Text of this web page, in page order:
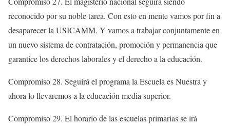
reconocido por su noble tarea. Con esto en mente vamos por fin a
desaparecer la USICAMM. Y vamos a trabajar conjuntamente en
un nuevo sistema de contratación, promoción y permanencia que
garantice los derechos laborales y el derecho a la educación.
Compromiso 28. Seguirá el programa la Escuela es Nuestra y
ahora lo llevaremos a la educación media superior.
Compromiso 29. El horario de las escuelas primarias se irá